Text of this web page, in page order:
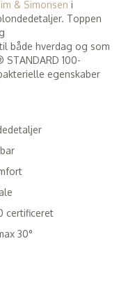
& Simonsen i
Toppen
både hverdag og som
STANDARD 100-
egenskaber
certificeret
30°